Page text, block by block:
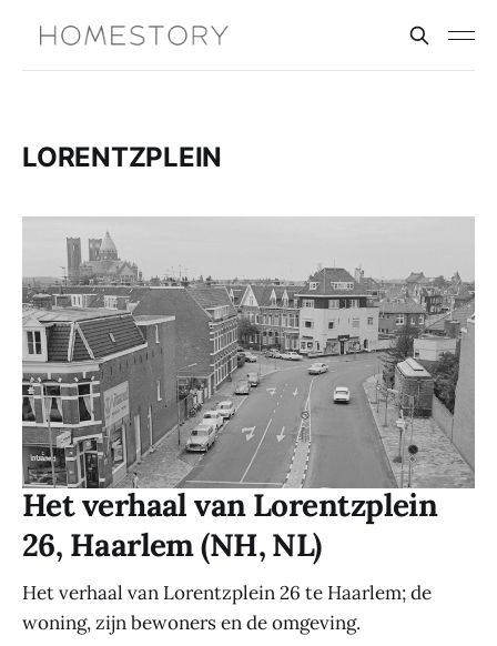
LORENTZPLEIN
Het verhaal van Lorentzplein
26, Haarlem (NH, NL)
Het verhaal van Lorentzplein 26 te Haarlem; de
woning, zijn bewoners en de omgeving.